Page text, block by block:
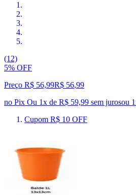
(12)
5% OFF
Preço R$ 56,99R$ 56,99
no Pix Ou 1x de R$ 59,99 sem jurosou 1
Cupom R$ 10 OFF